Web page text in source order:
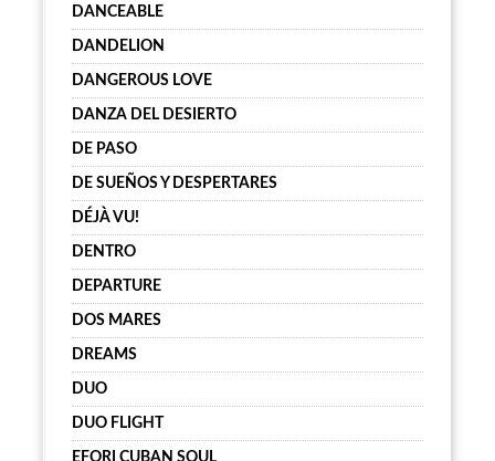
DANCEABLE
DANDELION
DANGEROUS LOVE
DANZA DEL DESIERTO
DE PASO
DE SUEÑOS Y DESPERTARES
DÉJÀ VU!
DENTRO
DEPARTURE
DOS MARES
DREAMS
DUO
DUO FLIGHT
EFORI CUBAN SOUL